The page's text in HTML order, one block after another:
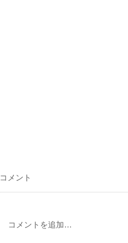
コメント
コメントを追加…